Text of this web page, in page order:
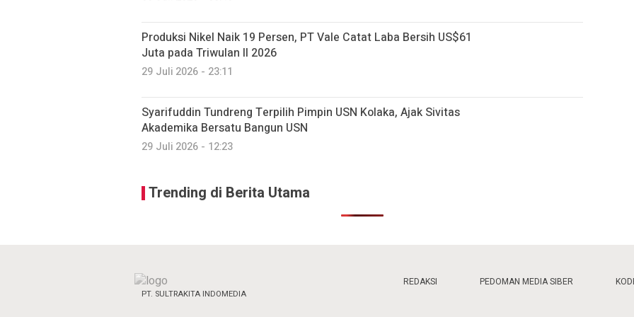
Produksi Nikel Naik 19 Persen, PT Vale Catat Laba Bersih US$61
Juta pada Triwulan II 2026
29 Juli 2026 - 23:11
Syarifuddin Tundreng Terpilih Pimpin USN Kolaka, Ajak Sivitas
Akademika Bersatu Bangun USN
29 Juli 2026 - 12:23
Trending di Berita Utama
PT. SULTRAKITA INDOMEDIA
REDAKSI PEDOMAN MEDIA SIBER